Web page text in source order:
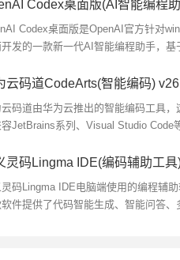
Codex桌面版是OpenAI官方针对
开发的一款新一代AI智能编程助手，基
理解自然语言并转换为高质...
码道由华为云推出的智能编码工具，
JetBrains系列、Visual Studio Code
开发体验等，欢迎下载使...
码Lingma IDE电脑端使用的编程辅助
件提供了代码智能生成、智能问答、